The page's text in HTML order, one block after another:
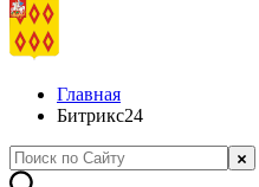
Главная
Битрикс24